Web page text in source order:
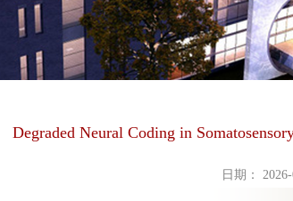
Degraded Neural Coding in
日期：